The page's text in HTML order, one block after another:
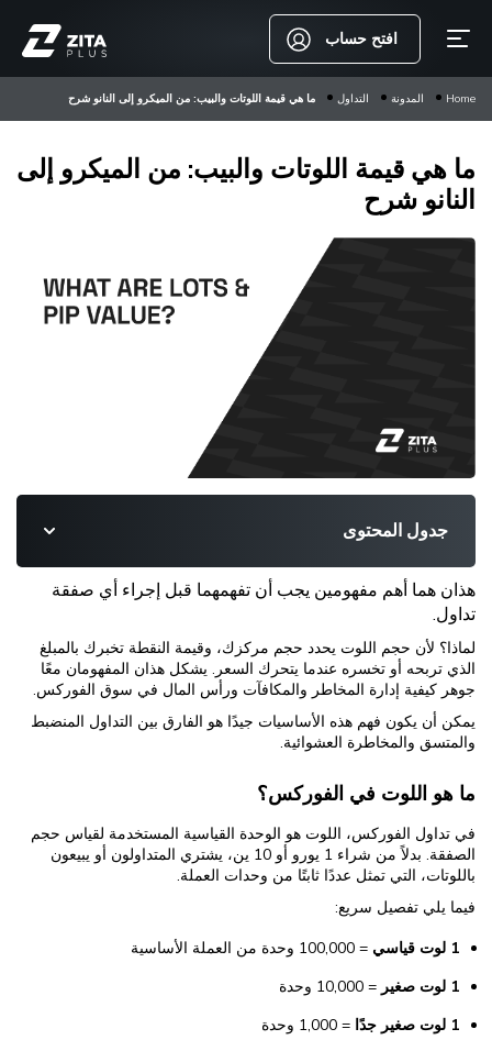
افتح حساب
Home المدونة التداول ما هي قيمة اللوتات والبيب: من الميكرو إلى النانو شرح
ما هي قيمة اللوتات والبيب: من الميكرو إلى
النانو شرح
جدول المحتوى
هذان هما أهم مفهومين يجب أن تفهمهما قبل إجراء أي صفقة
تداول.
لماذا؟ لأن حجم اللوت يحدد حجم مركزك، وقيمة النقطة تخبرك بالمبلغ
الذي تربحه أو تخسره عندما يتحرك السعر. يشكل هذان المفهومان معًا
جوهر كيفية إدارة المخاطر والمكافآت ورأس المال في سوق الفوركس.
يمكن أن يكون فهم هذه الأساسيات جيدًا هو الفارق بين التداول المنضبط
والمتسق والمخاطرة العشوائية.
ما هو اللوت في الفوركس؟
في تداول الفوركس، اللوت هو الوحدة القياسية المستخدمة لقياس حجم
الصفقة. بدلاً من شراء 1 يورو أو 10 ين، يشتري المتداولون أو يبيعون
باللوتات، التي تمثل عددًا ثابتًا من وحدات العملة.
فيما يلي تفصيل سريع:
1 لوت قياسي
= 100,000 وحدة من العملة الأساسية
1 لوت صغير
= 10,000 وحدة
1 لوت صغير جدًا
= 1,000 وحدة